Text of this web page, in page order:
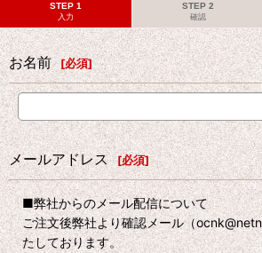
STEP 1
入力
STEP 2
確認
お名前 [必須]
メールアドレス [必須]
■弊社からのメール配信について
ご注文後弊社より確認メール（
たしております。